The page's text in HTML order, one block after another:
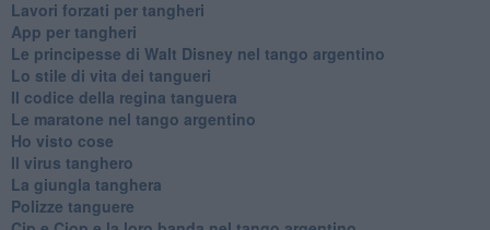
Lavori forzati per tangheri
App per tangheri
Le principesse di Walt Disney nel tango argentino
Lo stile di vita dei tangueri
Il codice della regina tanguera
Le maratone nel tango argentino
Ho visto cose
Il virus tanghero
La giungla tanghera
Polizze tanguere